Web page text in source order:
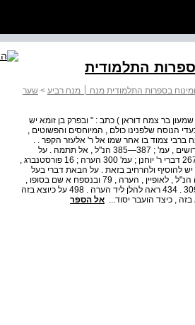
בספרות התלמודית מנח ׀ מנח רביע > שער
בר צמח דוראן ) כתב : " ובפרק בן זומא יש
הנוסח שלפנינו כולם , המיוחסים והפשוטים ,
ברבי צמוד בו אחר שמו אל ר' אלעזר הקפר . .
431 על ניסוח קושיית התלמוד בשם אמורא ראה פרידמן , תלמוד ערוך , הפירושים , עמ' ; 387—385 הנ"ל , אל תתמה . על
ייחוס שמועות מארץ ישראל בבבלי לר' יוחנן ראה בנוביץ , שבועות , עמ' ד"ה 267 דברי ר' יוחנן ; עמ' 300 הערה ; 16 פורסטנברג ,
והערה ; 4 פרידמן , חמש סוגיות , עמ' 144 והערה ; 15 ועוד יש להוסיף ולהרחיב בזאת . על הבאת דברי בעל
הסוגיה בשם של אמורא ראה פרידמן , חמש סוגיות , עמ' ; 163—164 השווה הנ"ל , לאופיין , הערה , 79 ובנספח א שם בסופו ,
ובנסמן שם . . 432 ראה לעיל ליד הערה . 337 . 433 ראה לעיל ליד הערה . 309 . 434 ראה להלן ליד הערה . 498 על כיוצא בזה
, כיצד הועבר יסוד... אל הספר